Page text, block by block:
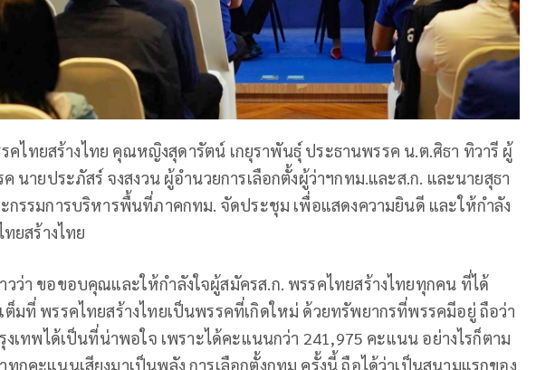
คไทยสร้างไทย คุณหญิงสุดารัตน์ เกยุราพันธุ์ ประธานพรรค น.ต.ศิธา ทิวารี ผู้
นายประภัสร์ จงสงวน ผู้อำนวยการเลือกตั้งผู้ว่าฯกทม.และส.ก. และนายสุธา
รรมการบริหารพื้นที่ภาคกทม. จัดประชุม เพื่อแสดงความยินดี และให้กำลัง
ยสร้างไทย
ว่า ขอขอบคุณและให้กำลังใจผู้สมัครส.ก. พรรคไทยสร้างไทยทุกคน ที่ได้
ต็มที่ พรรคไทยสร้างไทยเป็นพรรคที่เกิดใหม่ ด้วยทรัพยากรที่พรรคมีอยู่ ถือว่า
งเทพได้เป็นที่น่าพอใจ เพราะได้คะแนนกว่า 241,975 คะแนน อย่างไรก็ตาม
กคะแนนเสียงมาเป็นพลัง การเลือกตั้งกทม.ครั้งนี้ ถือได้ว่าเป็นสนามแรกของ